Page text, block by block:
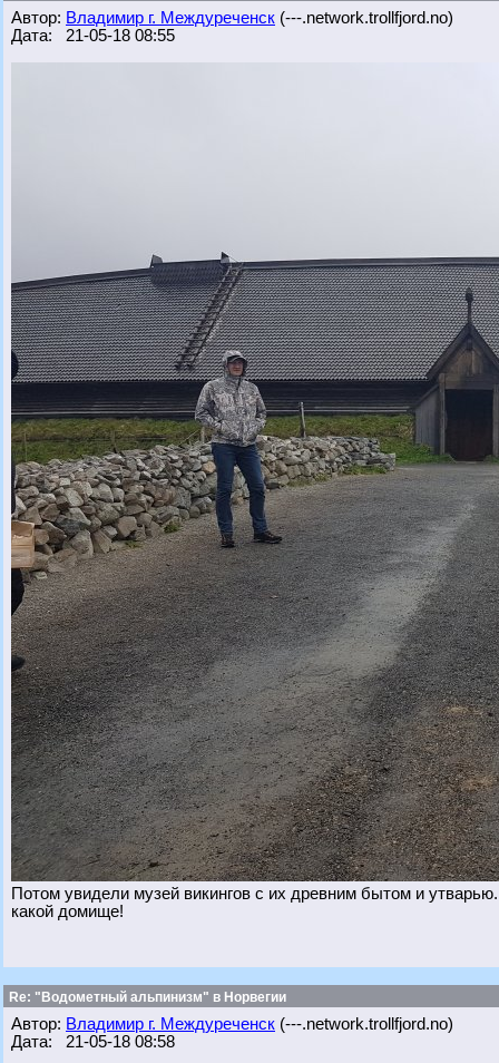
Автор: Владимир г. Междуреченск (---.network.trollfjord.no)
Дата: 21-05-18 08:55
Потом увидели музей викингов с их древним бытом и
какой домище!
Re: "Водометный альпинизм" в Норвегии
Автор: Владимир г. Междуреченск (---.network.trollfjord.no)
Дата: 21-05-18 08:58